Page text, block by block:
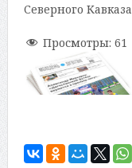
Северного Кавказа
Просмотры: 61